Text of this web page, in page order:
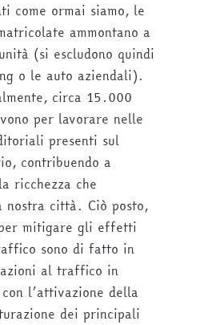
come ormai siamo, le
ammontano a
(si escludono quindi
o le auto aziendali).
circa 15.000
per lavorare nelle
presenti sul
contribuendo a
ricchezza che
nostra città. Ciò posto,
mitigare gli effetti
sono di fatto in
al traffico in
l’attivazione della
dei principali